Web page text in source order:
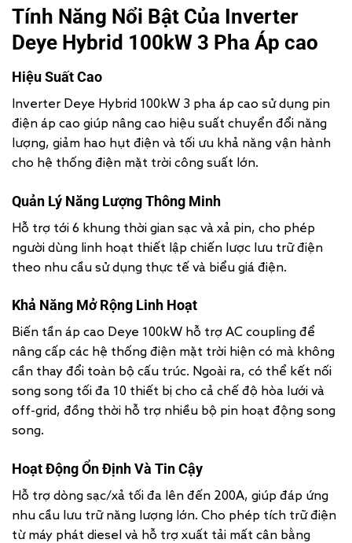
Tính Năng Nổi Bật Của Inverter
Deye Hybrid 100kW 3 Pha Áp cao
Hiệu Suất Cao
Inverter Deye Hybrid 100kW 3 pha áp cao sử dụng pin
điện áp cao giúp nâng cao hiệu suất chuyển đổi năng
lượng, giảm hao hụt điện và tối ưu khả năng vận hành
cho hệ thống điện mặt trời công suất lớn.
Quản Lý Năng Lượng Thông Minh
Hỗ trợ tới 6 khung thời gian sạc và xả pin, cho phép
người dùng linh hoạt thiết lập chiến lược lưu trữ điện
theo nhu cầu sử dụng thực tế và biểu giá điện.
Khả Năng Mở Rộng Linh Hoạt
Biến tần áp cao Deye 100kW hỗ trợ AC coupling để
nâng cấp các hệ thống điện mặt trời hiện có mà không
cần thay đổi toàn bộ cấu trúc. Ngoài ra, có thể kết nối
song song tối đa 10 thiết bị cho cả chế độ hòa lưới và
off-grid, đồng thời hỗ trợ nhiều bộ pin hoạt động song
song.
Hoạt Động Ổn Định Và Tin Cậy
Hỗ trợ dòng sạc/xả tối đa lên đến 200A, giúp đáp ứng
nhu cầu lưu trữ năng lượng lớn. Cho phép tích trữ điện
từ máy phát diesel và hỗ trợ xuất tải mất cân bằng